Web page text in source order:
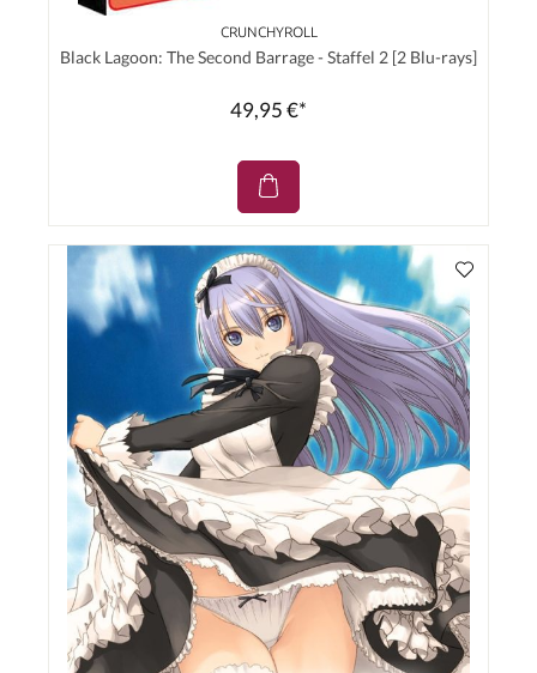
CRUNCHYROLL
Black Lagoon: The Second Barrage - Staffel 2 [2 Blu-rays]
49,95 €*